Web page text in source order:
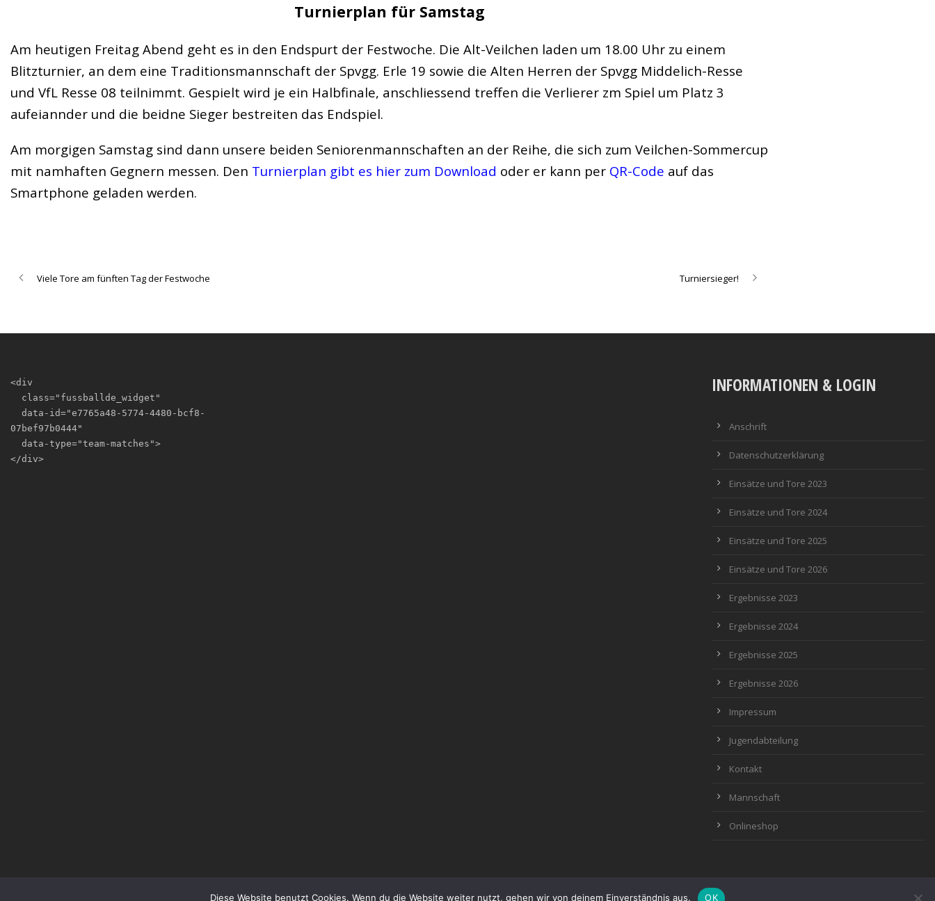
Turnierplan für Samstag
Am heutigen Freitag Abend geht es in den Endspurt der Festwoche. Die Alt-Veilchen laden um 18.00 Uhr zu einem
Blitzturnier, an dem eine Traditionsmannschaft der Spvgg. Erle 19 sowie die Alten Herren der Spvgg Middelich-Resse
und VfL Resse 08 teilnimmt. Gespielt wird je ein Halbfinale, anschliessend treffen die Verlierer zm Spiel um Platz 3
aufeiannder und die beidne Sieger bestreiten das Endspiel.
Am morgigen Samstag sind dann unsere beiden Seniorenmannschaften an der Reihe, die sich zum Veilchen-Sommercup
mit namhaften Gegnern messen. Den Turnierplan gibt es hier zum Download oder er kann per QR-Code auf das
Smartphone geladen werden.
Viele Tore am fünften Tag der Festwoche Turniersieger!
<div
07bef97b0444"
</div>
INFORMATIONEN & LOGIN
Anschrift
Datenschutzerklärung
Einsätze und Tore 2023
Einsätze und Tore 2024
Einsätze und Tore 2025
Einsätze und Tore 2026
Ergebnisse 2023
Ergebnisse 2024
Ergebnisse 2025
Ergebnisse 2026
Impressum
Jugendabteilung
Kontakt
Mannschaft
Onlineshop
Diese Website benutzt Cookies. Wenn du die Website weiter nutzt, gehen wir von deinem Einverständnis aus. OK